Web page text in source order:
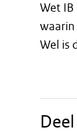
Wet
Wel is